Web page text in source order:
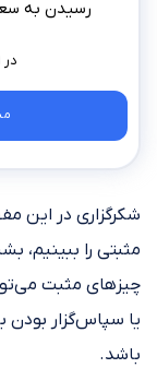
رسیدن به سعادت
در ۳۱ دقیقه مطالعه کنید
شکرگزاری در این
مثبتی را ببینیم،
چیزهای مثبت
یا سپاس‌گزار بودن
باشد.